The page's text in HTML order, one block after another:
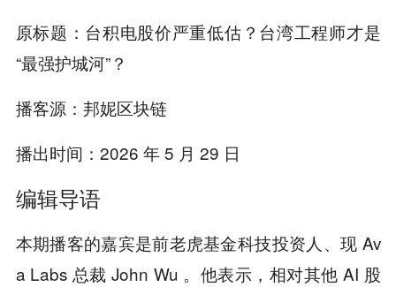
原标题：台积电股价严重低估？台湾工程师才是
“最强护城河”？
播客源：邦妮区块链
播出时间：2026 年 5 月 29 日
编辑导语
本期播客的嘉宾是前老虎基金科技投资人、现 Av
a Labs 总裁 John Wu 。他表示，相对其他 AI 股